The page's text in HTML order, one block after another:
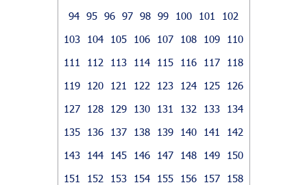
94 95 96 97 98 99 100 101
102
103
104 105 106 107 108 109
110
111
112 113 114 115 116 117
118
119
120 121 122 123 124 125
126
127
128 129 130 131 132 133
134
135
136 137 138 139 140 141
142
143
144 145 146 147 148 149
150
151
152 153 154 155 156 157
158